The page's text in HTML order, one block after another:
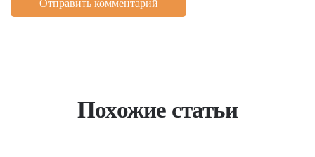
Похожие статьи